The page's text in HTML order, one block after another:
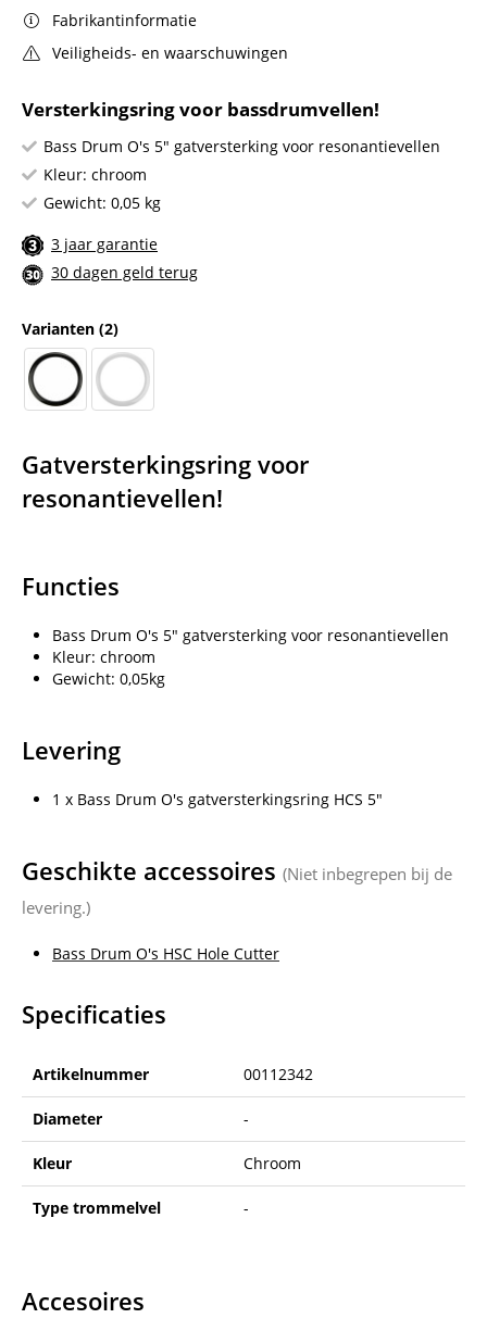
Versterkingsring voor bassdrumvellen!
Bass Drum O's 5" gatversterking voor resonantievellen
Kleur: chroom
Gewicht: 0,05 kg
3 jaar garantie
30 dagen geld terug
Varianten (2)
Fabrikantinformatie
Veiligheids- en waarschuwingen
Gatversterkingsring voor
resonantievellen!
Functies
Bass Drum O's 5" gatversterking voor resonantievellen
Kleur: chroom
Gewicht: 0,05kg
Levering
1 x Bass Drum O's gatversterkingsring HCS 5"
Geschikte accessoires (Niet inbegrepen bij de
levering.)
Bass Drum O's HSC Hole Cutter
Specificaties
Artikelnummer 00112342
Diameter -
Kleur Chroom
Type trommelvel -
Accesoires